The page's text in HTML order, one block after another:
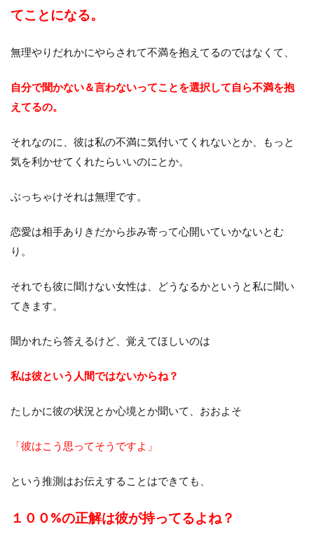
てことになる。
無理やりだれかにやらされて不満を抱えてるのではなくて、
自分で聞かない＆言わないってことを選択して自ら不満を抱
えてるの。
それなのに、彼は私の不満に気付いてくれないとか、もっと
気を利かせてくれたらいいのにとか。
ぶっちゃけそれは無理です。
恋愛は相手ありきだから歩み寄って心開いていかないとむ
り。
それでも彼に聞けない女性は、どうなるかというと私に聞い
てきます。
聞かれたら答えるけど、覚えてほしいのは
私は彼という人間ではないからね？
たしかに彼の状況とか心境とか聞いて、おおよそ
「彼はこう思ってそうですよ」
という推測はお伝えすることはできても、
１００%の正解は彼が持ってるよね？